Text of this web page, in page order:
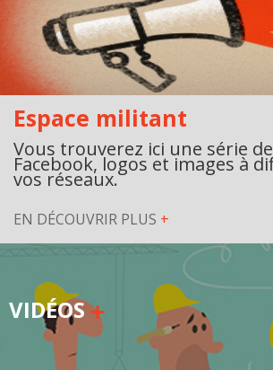
Espace militant
Vous trouverez ici une série
Facebook, logos et images à
vos réseaux.
EN DÉCOUVRIR PLUS +
VIDÉOS